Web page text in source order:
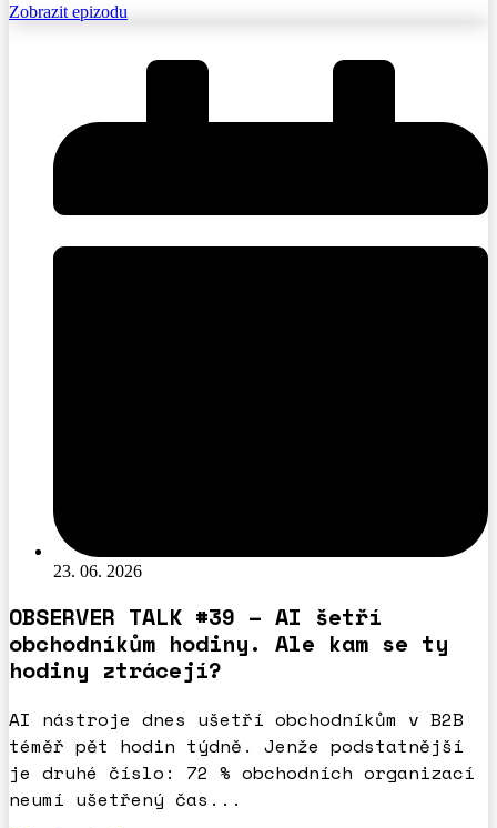
Zobrazit epizodu
23. 06. 2026
OBSERVER TALK #39 – AI šetří
obchodníkům hodiny. Ale kam se ty
hodiny ztrácejí?
AI nástroje dnes ušetří obchodníkům v B2B
téměř pět hodin týdně. Jenže podstatnější
je druhé číslo: 72 % obchodních organizací
neumí ušetřený čas...